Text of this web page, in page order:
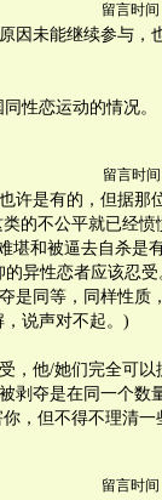
留言时间
因未能继续参与，
性恋运动的情况。
留言时间
许是有的，但据那
的不公平就已经愤
堪和被逼去自杀是
异性恋者应该忍
是同等，同样性质
说声对不起。)
，他/她们完全可以
剥夺是在同一个数
，但不得不理清一
留言时间